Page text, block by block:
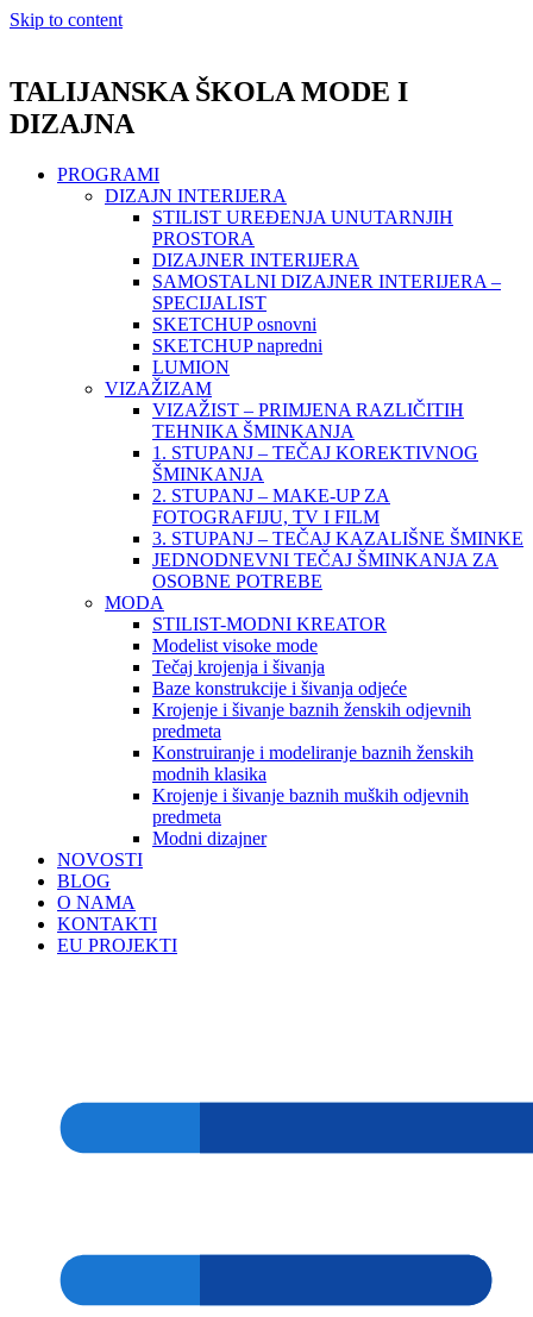
Skip to content
TALIJANSKA ŠKOLA MODE I
DIZAJNA
PROGRAMI
DIZAJN INTERIJERA
STILIST UREĐENJA UNUTARNJIH
PROSTORA
DIZAJNER INTERIJERA
SAMOSTALNI DIZAJNER INTERIJERA –
SPECIJALIST
SKETCHUP osnovni
SKETCHUP napredni
LUMION
VIZAŽIZAM
VIZAŽIST – PRIMJENA RAZLIČITIH
TEHNIKA ŠMINKANJA
1. STUPANJ – TEČAJ KOREKTIVNOG
ŠMINKANJA
2. STUPANJ – MAKE-UP ZA
FOTOGRAFIJU, TV I FILM
3. STUPANJ – TEČAJ KAZALIŠNE ŠMINKE
JEDNODNEVNI TEČAJ ŠMINKANJA ZA
OSOBNE POTREBE
MODA
STILIST-MODNI KREATOR
Modelist visoke mode
Tečaj krojenja i šivanja
Baze konstrukcije i šivanja odjeće
Krojenje i šivanje baznih ženskih odjevnih
predmeta
Konstruiranje i modeliranje baznih ženskih
modnih klasika
Krojenje i šivanje baznih muških odjevnih
predmeta
Modni dizajner
NOVOSTI
BLOG
O NAMA
KONTAKTI
EU PROJEKTI